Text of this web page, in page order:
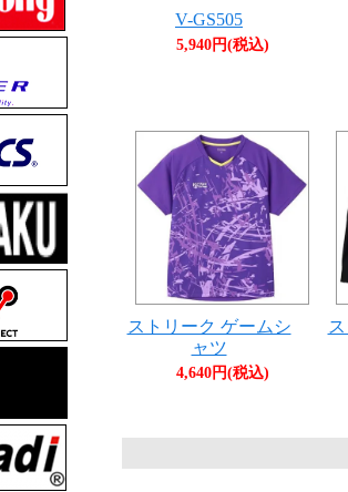
V-GS505
5,940円(税込)
ストリーク ゲームシ
ャツ
4,640円(税込)